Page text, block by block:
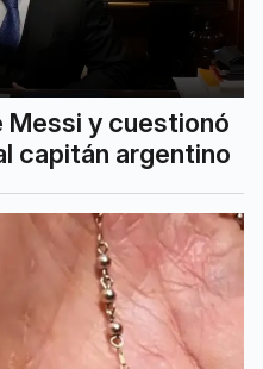
Messi y cuestionó
capitán argentino